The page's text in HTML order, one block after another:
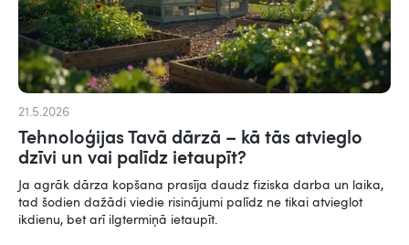
21.5.2026
Tehnoloģijas Tavā dārzā – kā tās atvieglo
dzīvi un vai palīdz ietaupīt?
Ja agrāk dārza kopšana prasīja daudz fiziska darba un laika,
tad šodien dažādi viedie risinājumi palīdz ne tikai atvieglot
ikdienu, bet arī ilgtermiņā ietaupīt.